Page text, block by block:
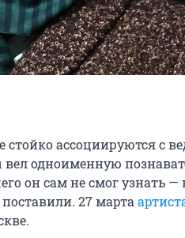
стойко ассоциируются с
одноименную
он сам не смог узнать —
27 марта